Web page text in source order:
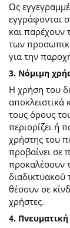
Ως
εγγράφονται
και παρέχουν
των
για την
3. Νόμιμη
Η χρήση του
τους όρους
περιορίζει ή
χρήστης του
προβαίνει σε
προκαλέσουν
θέσουν σε
χρήστες.
4. Πνευματική